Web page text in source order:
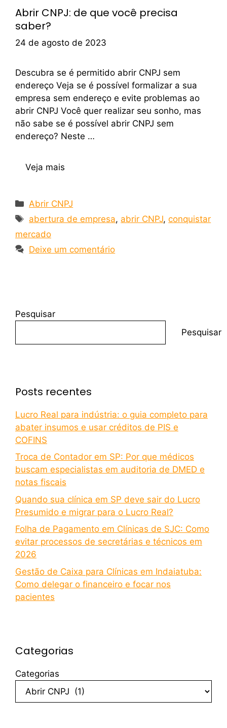
Abrir CNPJ: de que você precisa
saber?
24 de agosto de 2023
Descubra se é permitido abrir CNPJ sem
endereço Veja se é possível formalizar a sua
empresa sem endereço e evite problemas ao
abrir CNPJ Você quer realizar seu sonho, mas
não sabe se é possível abrir CNPJ sem
endereço? Neste …
Veja mais
Abrir CNPJ
abertura de empresa, abrir CNPJ,conquistar
mercado
Deixe um comentário
Pesquisar
Pesquisar
Posts recentes
Lucro Real para indústria: o guia completo para
abater insumos e usar créditos de PIS e
COFINS
Troca de Contador em SP: Por que médicos
buscam especialistas em auditoria de DMED e
notas fiscais
Quando sua clínica em SP deve sair do Lucro
Presumido e migrar para o Lucro Real?
Folha de Pagamento em Clínicas de SJC: Como
evitar processos de secretárias e técnicos em
2026
Gestão de Caixa para Clínicas em Indaiatuba:
Como delegar o financeiro e focar nos
pacientes
Categorias
Categorias